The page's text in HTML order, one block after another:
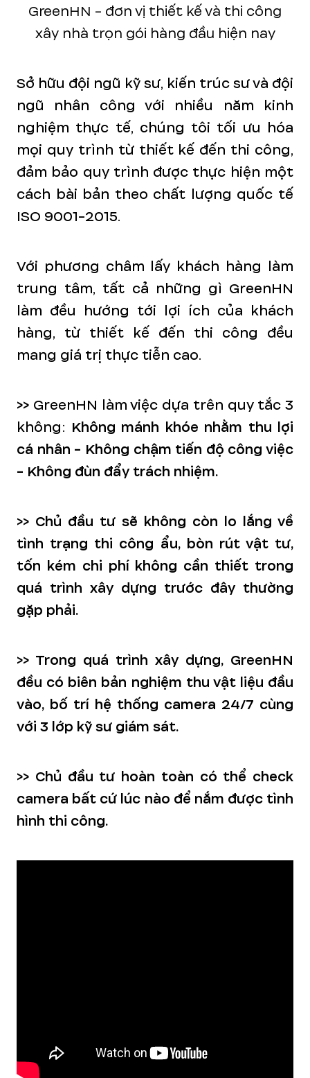
GreenHN - đơn vị thiết kế và thi công
xây nhà trọn gói hàng đầu hiện nay
Sở hữu đội ngũ kỹ sư, kiến trúc sư và đội
ngũ nhân công với nhiều năm kinh
nghiệm thực tế, chúng tôi tối ưu hóa
mọi quy trình từ thiết kế đến thi công,
đảm bảo quy trình được thực hiện một
cách bài bản theo chất lượng quốc tế
ISO 9001-2015.
Với phương châm lấy khách hàng làm
trung tâm, tất cả những gì GreenHN
làm đều hướng tới lợi ích của khách
hàng, từ thiết kế đến thi công đều
mang giá trị thực tiễn cao.
>> GreenHN làm việc dựa trên quy tắc 3
không: Không mánh khóe nhằm thu lợi
cá nhân - Không chậm tiến độ công việc
- Không đùn đẩy trách nhiệm.
>> Chủ đầu tư sẽ không còn lo lắng về
tình trạng thi công ẩu, bòn rút vật tư,
tốn kém chi phí không cần thiết trong
quá trình xây dựng trước đây thường
gặp phải.
>> Trong quá trình xây dựng, GreenHN
đều có biên bản nghiệm thu vật liệu đầu
vào, bố trí hệ thống camera 24/7 cùng
với 3 lớp kỹ sư giám sát.
>> Chủ đầu tư hoàn toàn có thể check
camera bất cứ lúc nào để nắm được tình
hình thi công.